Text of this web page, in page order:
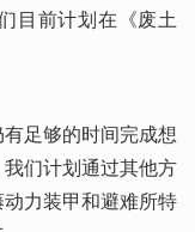
目前计划在《废土
足够的时间完成想
们计划通过其他方
力装甲和避难所特